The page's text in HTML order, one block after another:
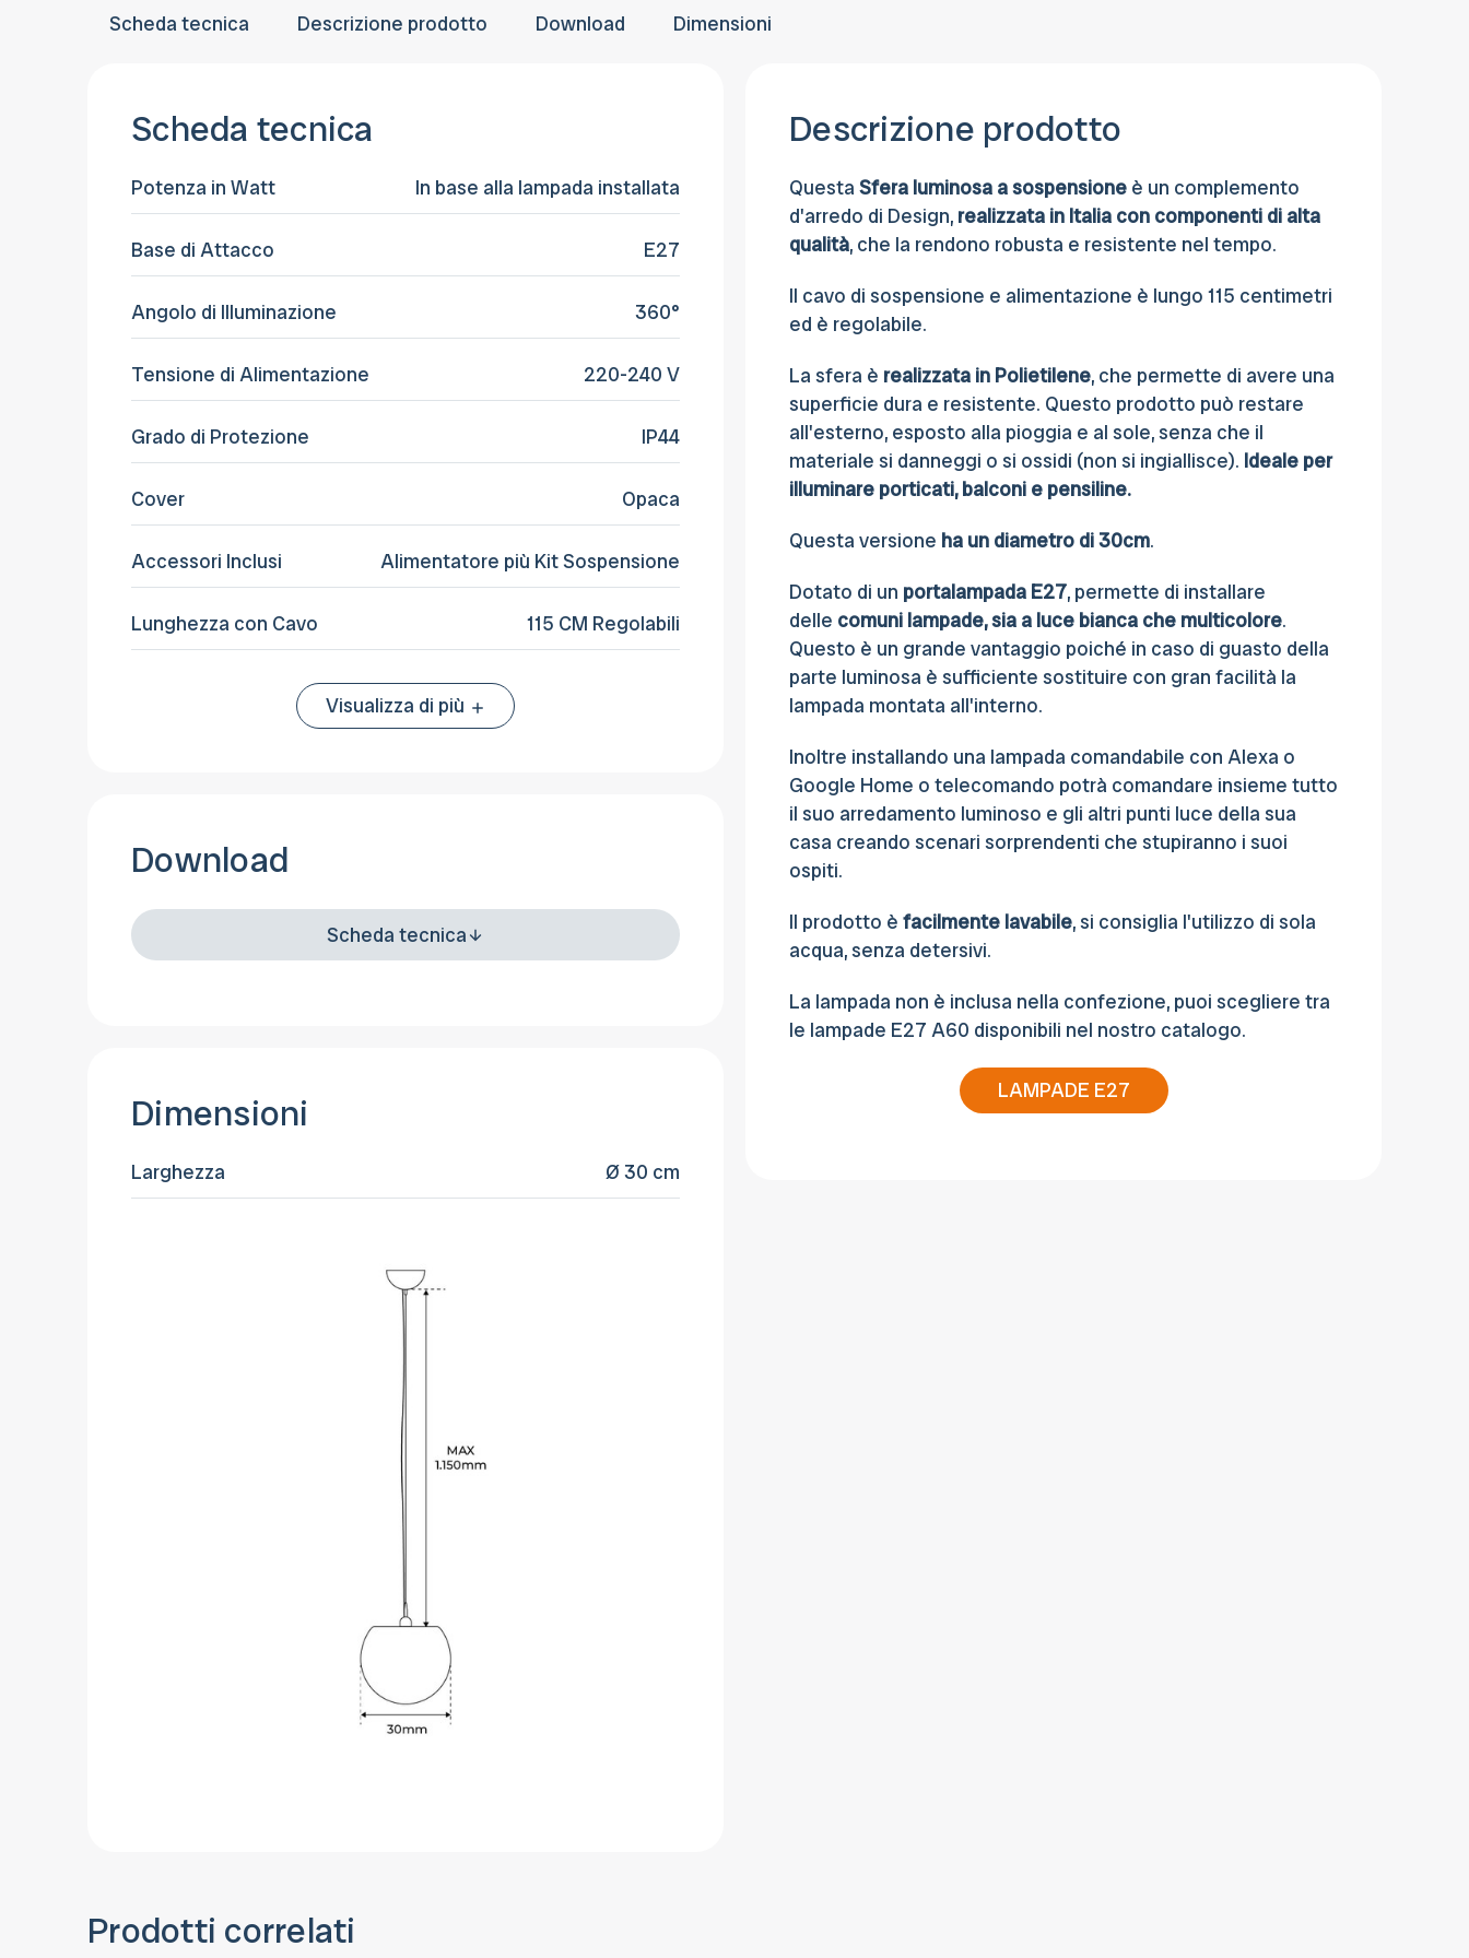
Scheda tecnica Descrizione prodotto Download Dimensioni
Scheda tecnica
Potenza in Watt In base alla lampada installata
Base di Attacco E27
Angolo di Illuminazione 360°
Tensione di Alimentazione 220-240 V
Grado di Protezione IP44
Cover Opaca
Accessori Inclusi Alimentatore più Kit Sospensione
Lunghezza con Cavo 115 CM Regolabili
Visualizza di più
Download
Scheda tecnica
Dimensioni
Larghezza Ø 30 cm
Descrizione prodotto
Questa Sfera luminosa a sospensione è un complemento
d'arredo di Design, realizzata in Italia con componenti di alta
qualità, che la rendono robusta e resistente nel tempo.
Il cavo di sospensione e alimentazione è lungo 115 centimetri
ed è regolabile.
La sfera è realizzata in Polietilene, che permette di avere una
superficie dura e resistente. Questo prodotto può restare
all'esterno, esposto alla pioggia e al sole, senza che il
materiale si danneggi o si ossidi (non si ingiallisce). Ideale per
illuminare porticati, balconi e pensiline.
Questa versione ha un diametro di 30cm.
Dotato di un portalampada E27, permette di installare
delle comuni lampade, sia a luce bianca che multicolore.
Questo è un grande vantaggio poiché in caso di guasto della
parte luminosa è sufficiente sostituire con gran facilità la
lampada montata all'interno.
Inoltre installando una lampada comandabile con Alexa o
Google Home o telecomando potrà comandare insieme tutto
il suo arredamento luminoso e gli altri punti luce della sua
casa creando scenari sorprendenti che stupiranno i suoi
ospiti.
Il prodotto è facilmente lavabile, si consiglia l'utilizzo di sola
acqua, senza detersivi.
La lampada non è inclusa nella confezione, puoi scegliere tra
le lampade E27 A60 disponibili nel nostro catalogo.
LAMPADE E27
Prodotti correlati